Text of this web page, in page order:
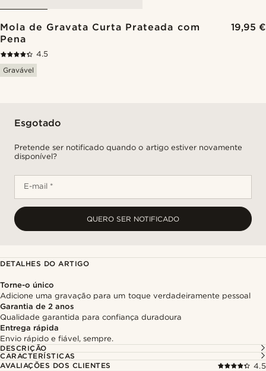
Mola de Gravata Curta Prateada com
Pena
19,95 €
4.5
Gravável
Esgotado
Pretende ser notificado quando o artigo estiver novamente
disponível?
E-mail *
QUERO SER NOTIFICADO
DETALHES DO ARTIGO
Torne-o único
Adicione uma gravação para um toque verdadeiramente pessoal
Garantia de 2 anos
Qualidade garantida para confiança duradoura
Entrega rápida
Envio rápido e fiável, sempre.
DESCRIÇÃO
CARACTERÍSTICAS
AVALIAÇÕES DOS CLIENTES
4.5